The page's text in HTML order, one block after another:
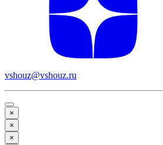
vshouz@vshouz.ru
×
×
×